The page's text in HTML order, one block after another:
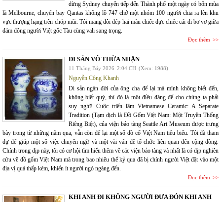
dừng Sydney chuyển tiếp đến Thành phố một ngày có bốn mùa
là Melbourne, chuyến bay Qantas khổng lồ 747 chở một nhóm 100 người chia ra lên khu
vực thượng hạng trên chóp mũi. Tôi mang đôi dép hai màu chiếc đực chiếc cái đi bơ vơ giữa
đám đông người Việt gốc Tàu cùng vali sang trọng.
Đọc thêm
DI SẢN VÔ THỪA NHẬN
11 Tháng Bảy 2026 2:04 CH (Xem: 1988)
Nguyễn Công Khanh
Di sản ngàn đời của ông cha để lại mà mình không biết đến,
không biết quý, thì đó là một điều đáng để cho chúng ta phải
suy nghĩ! Cuộc triển lãm Vietnamese Ceramic: A Separate
Tradition (Tạm dịch là Đồ Gốm Việt Nam: Một Truyền Thống
Riêng Biệt), của viện bảo tàng Seattle Art Museum được trưng
bày trong từ những năm qua, vẫn còn để lại một số đồ cổ Việt Nam tiêu biểu. Tôi đã tham
dự để giúp một số việc chuyển ngữ và một vài vấn đề tổ chức liên quan đến cộng đồng.
Chính trong dịp này, tôi có cơ hội tìm hiểu thêm về các viện bảo tàng và nhất là có dịp nghiên
cứu về đồ gốm Việt Nam mà trong bao nhiêu thế kỷ qua đã bị chính người Việt đặt vào một
địa vị quá thấp kém, khiến ít người ngó ngàng đến.
Đọc thêm
KHI ANH ĐI KHÔNG NGƯỜI ĐƯA ĐÓN KHI ANH